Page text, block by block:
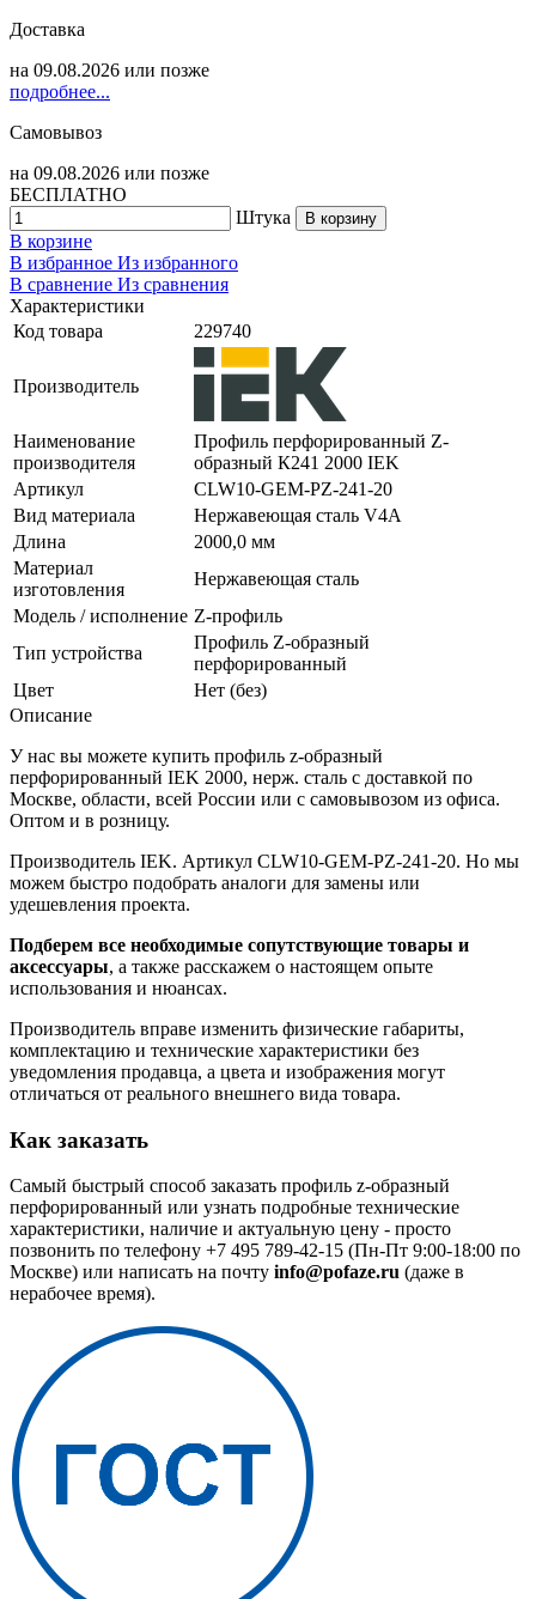
Доставка
на 09.08.2026 или позже
подробнее...
Самовывоз
на 09.08.2026 или позже
БЕСПЛАТНО
Штука
В корзину
В корзине
В избранное Из избранного
В сравнение Из сравнения
Характеристики
Код товара
229740
Производитель
Наименование
производителя
Профиль перфорированный Z-
образный К241 2000 IEK
Артикул
CLW10-GEM-PZ-241-20
Вид материала
Нержавеющая сталь V4A
Длина
2000,0 мм
Материал
изготовления
Нержавеющая сталь
Модель / исполнение Z-профиль
Тип устройства
Профиль Z-образный
перфорированный
Цвет
Нет (без)
Описание
У нас вы можете купить профиль z-образный
перфорированный IEK 2000, нерж. сталь с доставкой по
Москве, области, всей России или с самовывозом из офиса.
Оптом и в розницу.
Производитель IEK. Артикул CLW10-GEM-PZ-241-20. Но мы
можем быстро подобрать аналоги для замены или
удешевления проекта.
Подберем все необходимые сопутствующие товары и
аксессуары, а также расскажем о настоящем опыте
использования и нюансах.
Производитель вправе изменить физические габариты,
комплектацию и технические характеристики без
уведомления продавца, а цвета и изображения могут
отличаться от реального внешнего вида товара.
Как заказать
Самый быстрый способ заказать профиль z-образный
перфорированный или узнать подробные технические
характеристики, наличие и актуальную цену - просто
позвонить по телефону +7 495 789-42-15 (Пн-Пт 9:00-18:00 по
Москве) или написать на почту info@pofaze.ru (даже в
нерабочее время).